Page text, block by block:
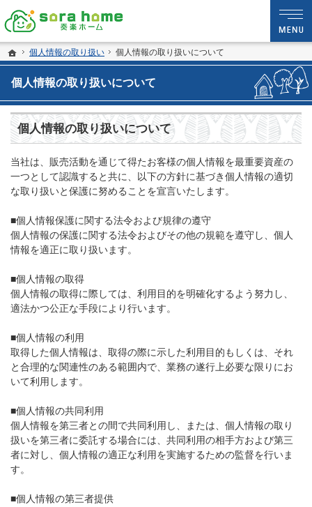
ホーム
個人情報の取り扱い 個人情報の取り扱いについて
個人情報の取り扱いについて
静岡・沼津市の新築・注文住宅・新築戸建てなら夢を現実にする工務店のsora
sora home 奏楽ホーム‐静岡・沼津市の新築・注文住宅・新築戸建てなら工務店の
個人情報の取り扱いについて
当社は、販売活動を通じて得たお客様の個人情報を最重要資産の
一つとして認識すると共に、以下の方針に基づき個人情報の適切
な取り扱いと保護に努めることを宣言いたします。
■個人情報保護に関する法令および規律の遵守
個人情報の保護に関する法令およびその他の規範を遵守し、個人
情報を適正に取り扱います。
■個人情報の取得
個人情報の取得に際しては、利用目的を明確化するよう努力し、
適法かつ公正な手段により行います。
■個人情報の利用
取得した個人情報は、取得の際に示した利用目的もしくは、それ
と合理的な関連性のある範囲内で、業務の遂行上必要な限りにお
いて利用します。
■個人情報の共同利用
個人情報を第三者との間で共同利用し、または、個人情報の取り
扱いを第三者に委託する場合には、共同利用の相手方および第三
者に対し、個人情報の適正な利用を実施するための監督を行いま
す。
■個人情報の第三者提供